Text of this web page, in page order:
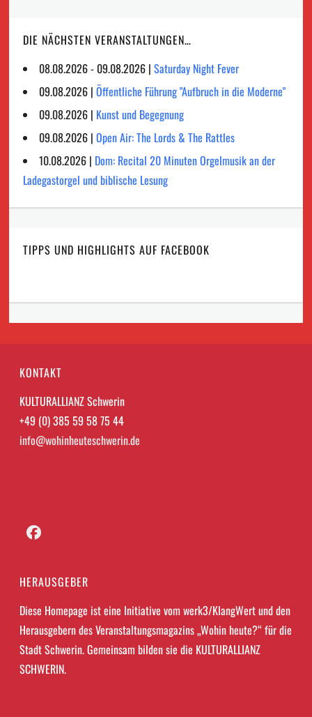
DIE NÄCHSTEN VERANSTALTUNGEN…
08.08.2026 - 09.08.2026 |Saturday Night Fever
09.08.2026 |Öffentliche Führung "Aufbruch in die Moderne"
09.08.2026 | Kunst und Begegnung
09.08.2026 |Open Air: The Lords & The Rattles
10.08.2026 | Dom: Recital 20 Minuten Orgelmusik an der
Ladegastorgel und biblische Lesung
TIPPS UND HIGHLIGHTS AUF FACEBOOK
KONTAKT
KULTURALLIANZ Schwerin
+49 (0) 385 59 58 75 44
info@wohinheuteschwerin.de
HERAUSGEBER
Diese Homepage ist eine Initiative vom werk3/KlangWert und den
Herausgebern des Veranstaltungsmagazins „Wohin heute?“ für die
Stadt Schwerin. Gemeinsam bilden sie die KULTURALLIANZ
SCHWERIN.